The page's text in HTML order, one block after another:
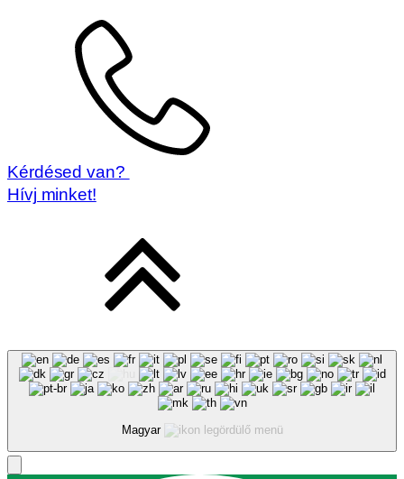
Kérdésed van?
Hívj minket!
Magyar